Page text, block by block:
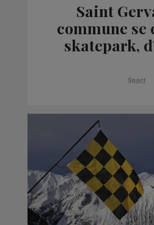
Saint
commune se
skatepark,
foot
Sport